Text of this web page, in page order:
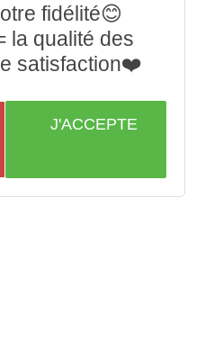
fidélité😊
la qualité des
satisfaction❤️
J'ACCEPTE